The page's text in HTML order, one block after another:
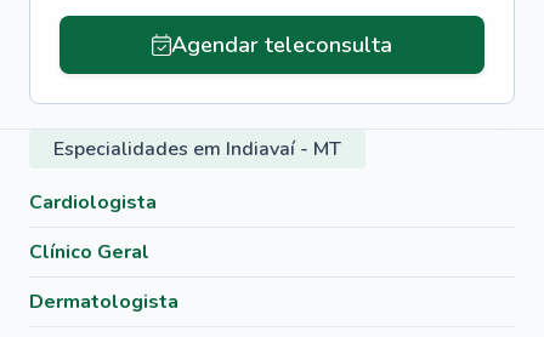
Agendar teleconsulta
Especialidades em Indiavaí - MT
Cardiologista
Clínico Geral
Dermatologista